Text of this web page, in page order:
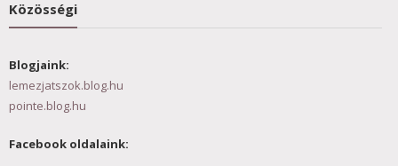
Közösségi
Blogjaink:
lemezjatszok.blog.hu
pointe.blog.hu
Facebook oldalaink: